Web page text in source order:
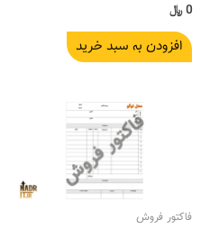
0 ﷼
افزودن به سبد خرید
فاکتور فروش
این
محصول
دارای
انواع
مختلفی